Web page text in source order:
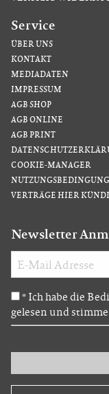
Service
ÜBER UNS
KONTAKT
MEDIADATEN
IMPRESSUM
AGB SHOP
AGB ONLINE
AGB PRINT
COOKIE-MANAGER
VERTRÄGE HIER
Newsletter
* Ich habe die
gelesen und